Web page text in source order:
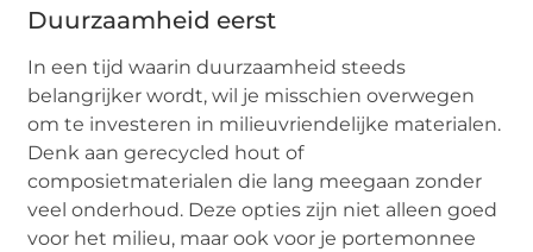
Duurzaamheid eerst
In een tijd waarin duurzaamheid steeds
belangrijker wordt, wil je misschien overwegen
om te investeren in milieuvriendelijke materialen.
Denk aan gerecycled hout of
composietmaterialen die lang meegaan zonder
veel onderhoud. Deze opties zijn niet alleen goed
voor het milieu, maar ook voor je portemonnee